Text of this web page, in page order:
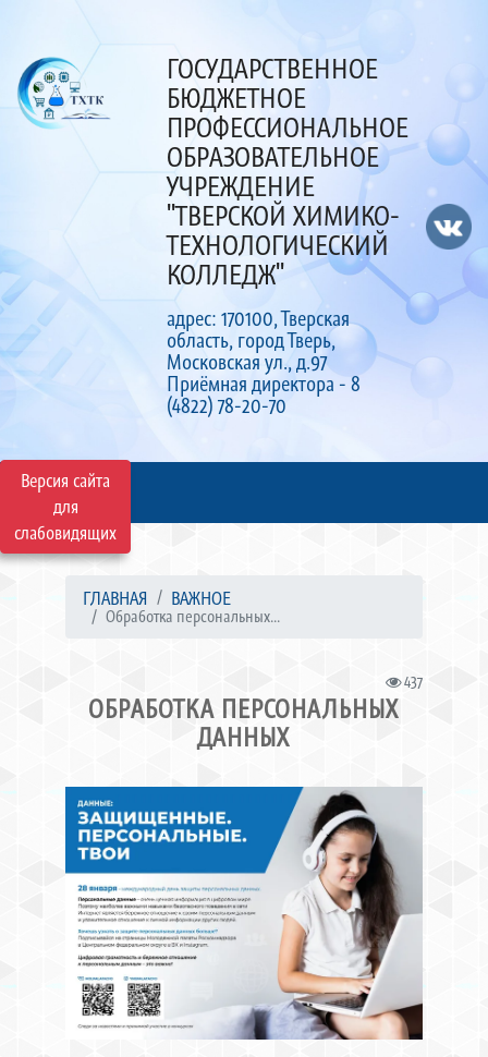
Версия сайта
для
слабовидящих
ГОСУДАРСТВЕННОЕ
БЮДЖЕТНОЕ
ПРОФЕССИОНАЛЬНОЕ
ОБРАЗОВАТЕЛЬНОЕ
УЧРЕЖДЕНИЕ
"ТВЕРСКОЙ ХИМИКО-
ТЕХНОЛОГИЧЕСКИЙ
КОЛЛЕДЖ"
адрес: 170100, Тверская
область, город Тверь,
Московская ул., д.97
Приёмная директора - 8
(4822) 78-20-70
ГЛАВНАЯ ВАЖНОЕ
Обработка персональных...
437
ОБРАБОТКА ПЕРСОНАЛЬНЫХ
ДАННЫХ